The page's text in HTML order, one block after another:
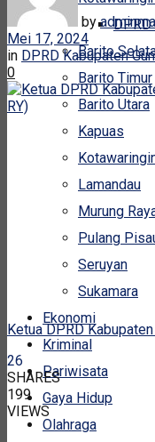
Barito
Barito Timur
Barito Utara
Kapuas
Lamandau
Murung
Pulang
Seruyan
Sukamara
Ekonomi
Kriminal
Pariwisata
Gaya Hidup
Olahraga
by
Mei 17, 2024
in DPRD Kabupaten
0
Ketua DPRD
26
SHARES
199
VIEWS